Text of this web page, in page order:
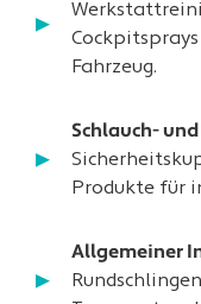
Fahrzeug.
Schlauch-
Produkte für
Allgemeiner